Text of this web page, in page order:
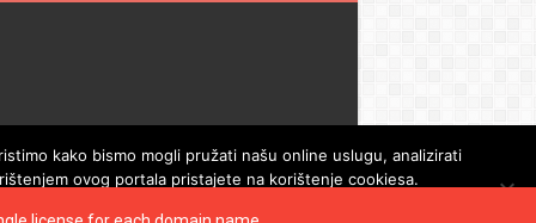
kako bismo mogli pružati našu online uslugu, analizirati
ovog portala pristajete na korištenje cookiesa.